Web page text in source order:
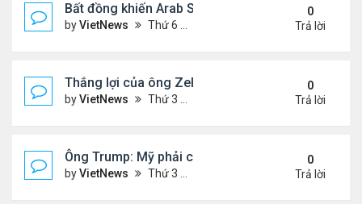
Bất đồng khiến Arab Saudi và UAE từ đồng minh
byVietNews Thứ 6 Tháng 1 02, 2026 5:25 pm
0
Trả lời
Thắng lợi của ông Zelensky khi hội đàm với ông
byVietNews Thứ 3 Tháng 12 30, 2025 4:49 pm
0
Trả lời
Ông Trump: Mỹ phải có được Greenland
byVietNews Thứ 3 Tháng 12 23, 2025 3:11 pm
0
Trả lời